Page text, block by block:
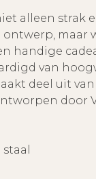
alleen strak
maar
handige
van
deel uit van
door